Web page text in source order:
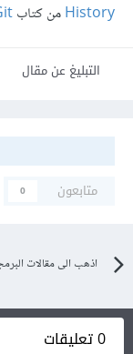
Historyمن كتاب
التبليغ عن مقال
متابعون
0
اذهب الى مقالات
0 تعليقات